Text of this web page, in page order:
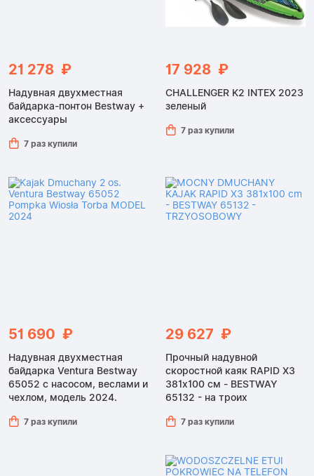
21 278 ₽
Надувная двухместная
байдарка-понтон Bestway +
аксессуары
7 раз купили
17 928 ₽
CHALLENGER K2 INTEX 2023
зеленый
7 раз купили
51 690 ₽
Надувная двухместная
байдарка Ventura Bestway
65052 с насосом, веслами и
чехлом, модель 2024.
7 раз купили
29 627 ₽
Прочный надувной
скоростной каяк RAPID X3
381x100 см - BESTWAY
65132 - на троих
7 раз купили